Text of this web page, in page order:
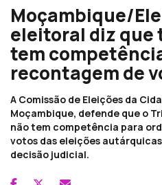
Moçambique/
eleitoral diz que
tem
recontagem de
A Comissão de Eleições da
Moçambique, defende que o
não tem competência para
votos das eleições
decisão judicial.